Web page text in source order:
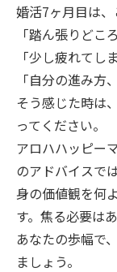
婚活7ヶ月目は
「踏ん張りどこ
「少し疲れてし
「自分の進み方
そう感じた時は
ってください。
アロハハッピー
のアドバイスで
身の価値観を何
す。焦る必要は
あなたの歩幅で
ましょう。